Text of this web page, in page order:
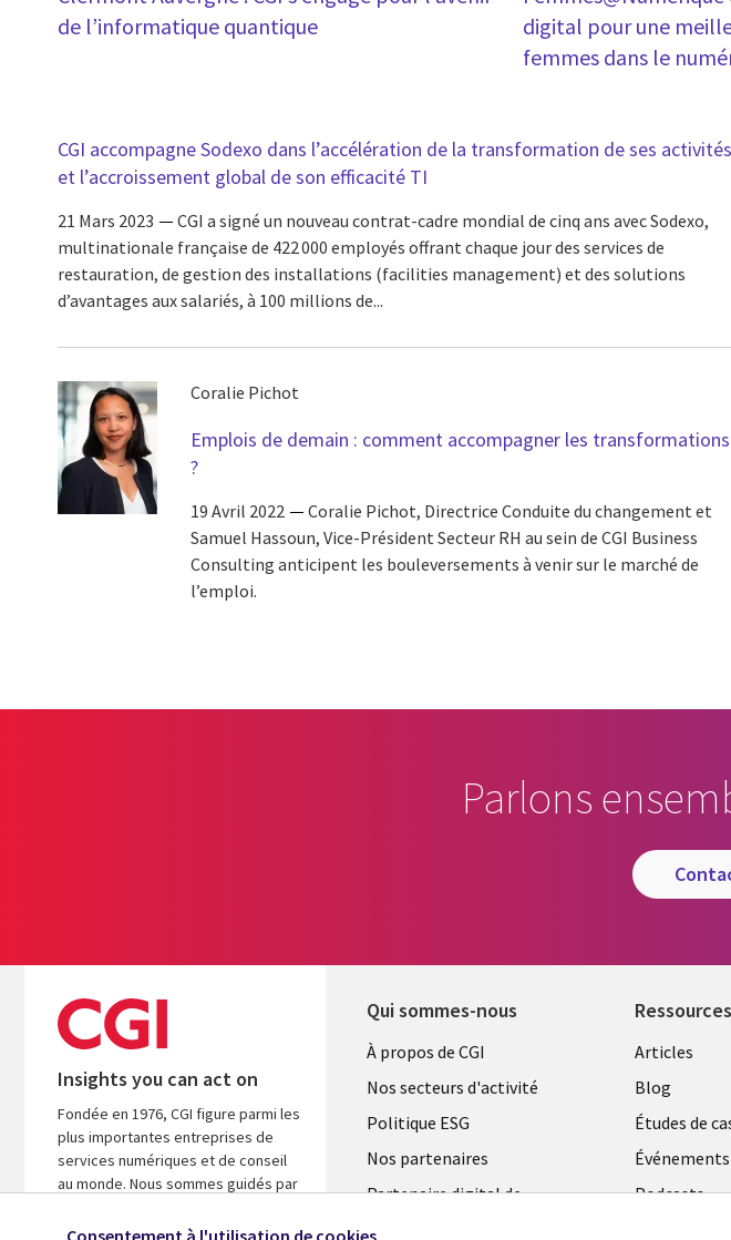
de l’informatique quantique
digital pour une
femmes dans le
CGI accompagne Sodexo dans l’accélération de la transformation de ses activités
et l’accroissement global de son efficacité TI
21 Mars 2023
CGI a signé un nouveau contrat-cadre mondial de cinq ans avec Sodexo,
multinationale française de 422 000 employés offrant chaque jour des services de
restauration, de gestion des installations (facilities management) et des solutions
d’avantages aux salariés, à 100 millions de...
Coralie Pichot
Emplois de demain : comment accompagner les transformations
?
19 Avril 2022
Coralie Pichot, Directrice Conduite du changement et
Samuel Hassoun, Vice-Président Secteur RH au sein de CGI Business
Consulting anticipent les bouleversements à venir sur le marché de
l’emploi.
Parlons
Insights you can act on
Fondée en 1976, CGI figure parmi les
plus importantes entreprises de
services numériques et de conseil
au monde. Nous sommes guidés par
d’accélérer le rendement de vos
Qui sommes-nous
Useful
links
FRANCE
À propos de CGI
Nos secteurs d'activité
Politique ESG
Nos partenaires
Partenaire digital de
Ressources
Library
Links
Articles
Blog
Études de
Événements
Podcasts
Consentement à l'utilisation de cookies